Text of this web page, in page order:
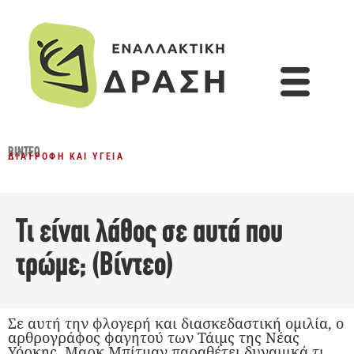
ΒΊΝΤΕΟ
ΔΙΑΤΡΟΦΉ ΚΑΙ ΥΓΕΊΑ
Τι είναι λάθος σε αυτά που
τρώμε; (Βίντεο)
Σε αυτή την φλογερή και διασκεδαστική ομιλία, ο
αρθρογράφος φαγητού των Τάιμς της Νέας